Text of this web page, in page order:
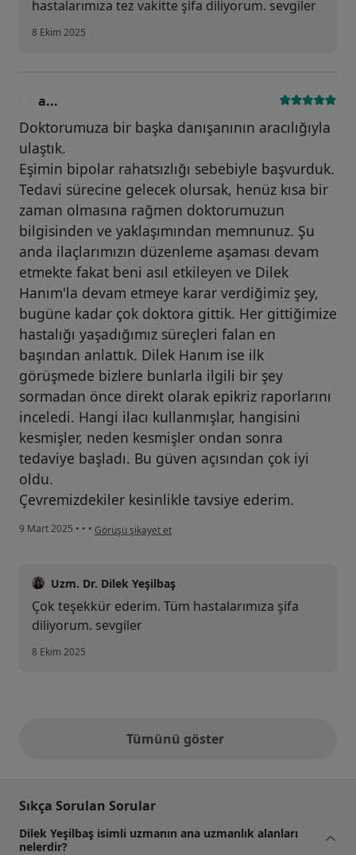
hastalarımıza tez vakitte şifa diliyorum. sevgiler
8 Ekim 2025
a...
Doktorumuza bir başka danışanının aracılığıyla
ulaştık.
Eşimin bipolar rahatsızlığı sebebiyle başvurduk.
Tedavi sürecine gelecek olursak, henüz kısa bir
zaman olmasına rağmen doktorumuzun
bilgisinden ve yaklaşımından memnunuz. Şu
anda ilaçlarımızın düzenleme aşaması devam
etmekte fakat beni asıl etkileyen ve Dilek
Hanım'la devam etmeye karar verdiğimiz şey,
bugüne kadar çok doktora gittik. Her gittiğimize
hastalığı yaşadığımız süreçleri falan en
başından anlattık. Dilek Hanım ise ilk
görüşmede bizlere bunlarla ilgili bir şey
sormadan önce direkt olarak epikriz raporlarını
inceledi. Hangi ilacı kullanmışlar, hangisini
kesmişler, neden kesmişler ondan sonra
tedaviye başladı. Bu güven açısından çok iyi
oldu.
Çevremizdekiler kesinlikle tavsiye ederim.
9 Mart 2025 • • • kullanıcının görüşüne göre a...
Görüşü şikayet et
Uzm. Dr. Dilek Yeşilbaş
Çok teşekkür ederim. Tüm hastalarımıza şifa
diliyorum. sevgiler
8 Ekim 2025
Tümünü gösteryukarıdaki görüşler
Sıkça Sorulan Sorular
Dilek Yeşilbaş isimli uzmanın ana uzmanlık alanları
nelerdir?